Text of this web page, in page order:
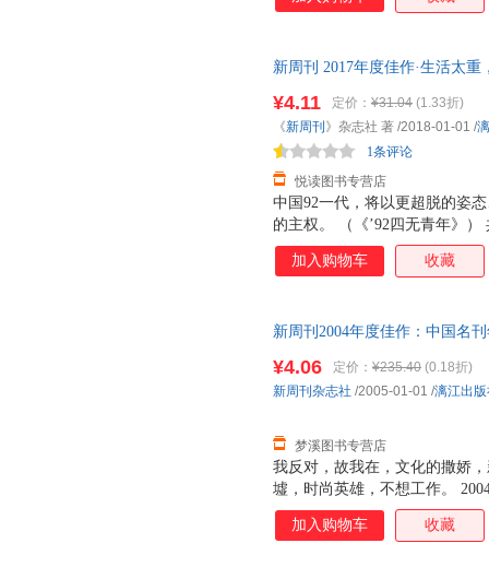
法判断这轮行情到底能到多少
商人，我不想玩政治，我不想
新周刊 2017年度佳作·生活太
中国92一代，将以更超脱的姿
的主权。 （《’92四无青年》
事的合谋下，一群“猪”在风口
年，青年人被追捧，老年人被
2017《新》，记录着2017中国
¥4.11 定价： ¥31.04 (1.33折)
悦读图书专营店
1条评论
《新周刊 》杂志社 著 /2018-01-01 /
加入购物车 收藏
新周刊2004年度佳作：中国名
票！
我反对，故我在，文化的撒娇
墟，时尚英雄，不想工作。
秀；也许没有新锐的首富，但
云人物，但有新锐的知道分子
¥4.06 定价： ¥235.40 (0.18折)
梦溪图书专营店
新周刊杂志社 /2005-01-01 /漓江出
加入购物车 收藏